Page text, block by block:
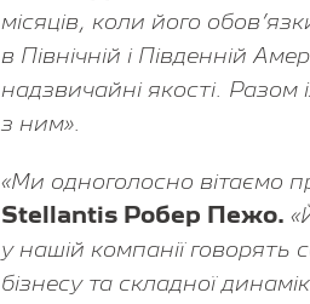
місяців, коли його
в Північній і Південній
надзвичайні якості.
з ним».
«Ми одноголосно вітаємо
Stellantis Робер Пежо.
у нашій компанії говорять
бізнесу та складної